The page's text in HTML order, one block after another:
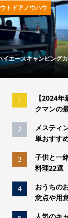
アウトドア用品
冬キャンプの寒さ対
1
【2024
クマンの
2
メスティ
単おすす
3
子供と一
料理22選
4
おうちの
意点や用